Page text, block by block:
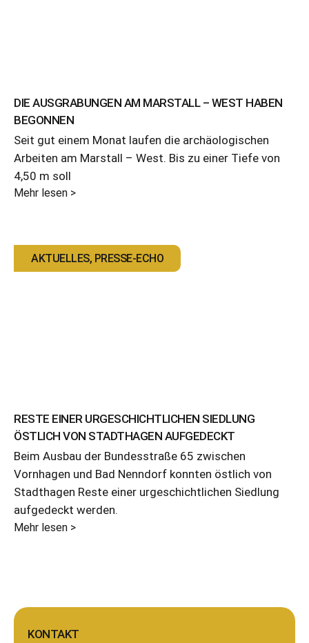
DIE AUSGRABUNGEN AM MARSTALL – WEST HABEN
BEGONNEN
Seit gut einem Monat laufen die archäologischen
Arbeiten am Marstall – West. Bis zu einer Tiefe von
4,50 m soll
Mehr lesen >
AKTUELLES, PRESSE-ECHO
RESTE EINER URGESCHICHTLICHEN SIEDLUNG
ÖSTLICH VON STADTHAGEN AUFGEDECKT
Beim Ausbau der Bundesstraße 65 zwischen
Vornhagen und Bad Nenndorf konnten östlich von
Stadthagen Reste einer urgeschichtlichen Siedlung
aufgedeckt werden.
Mehr lesen >
KONTAKT